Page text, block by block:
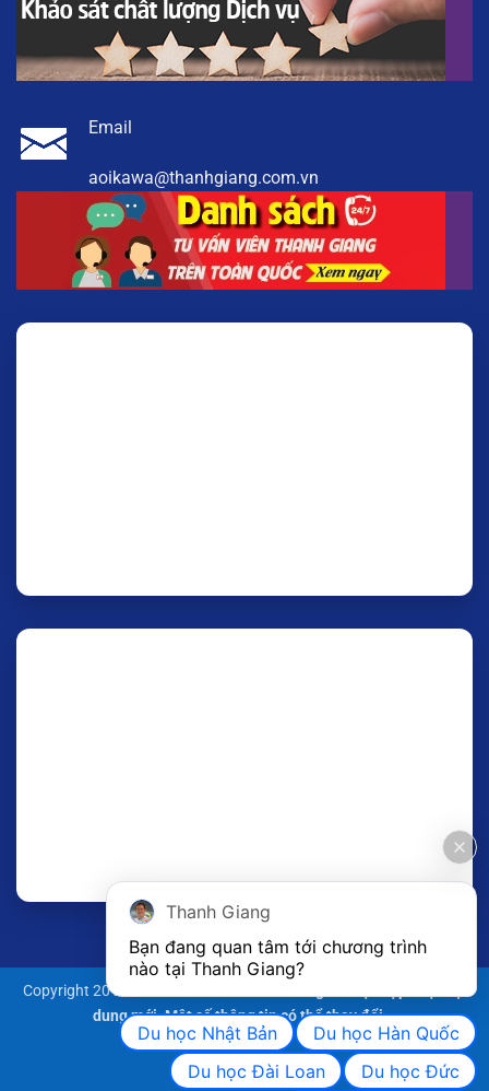
Email
aoikawa@thanhgiang.com.vn
Copyright 2011 ©
dung mới. Một số thông tin có thể thay đổi...
Thanh Giang
Bạn đang quan tâm tới chương trình
nào tại Thanh Giang?
Du học Nhật Bản
Du học Hàn Quốc
Du học Đài Loan
Du học Đức